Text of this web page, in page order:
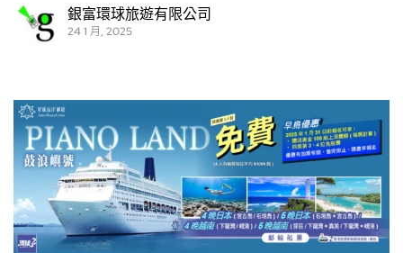
銀富環球旅遊有限公司
24 1 月, 2025